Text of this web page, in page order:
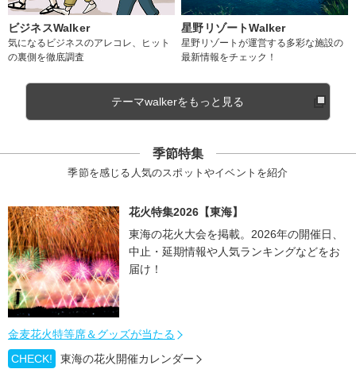
ビジネスWalker
気になるビジネスのアレコレ、ヒット
の裏側を徹底調査
星野リゾートWalker
星野リゾートが運営する多彩な施設の
最新情報をチェック！
テーマwalkerをもっと見る
季節特集
季節を感じる人気のスポットやイベントを紹介
花火特集2026【東海】
東海の花火大会を掲載。2026年の開催日、
中止・延期情報や人気ランキングなどをお
届け！
金麦花火特等席＆グッズが当たる
CHECK!
東海の花火開催カレンダー